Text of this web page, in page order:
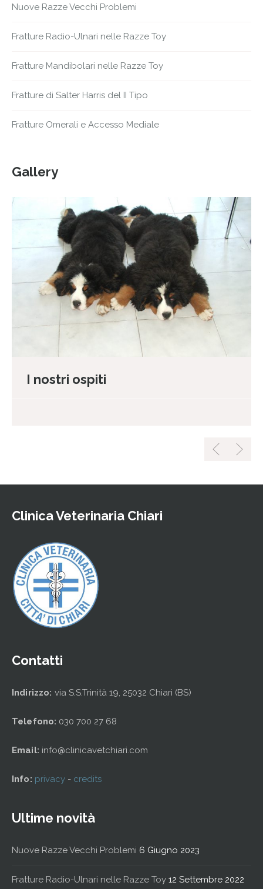
Nuove Razze Vecchi Problemi
Fratture Radio-Ulnari nelle Razze Toy
Fratture Mandibolari nelle Razze Toy
Fratture di Salter Harris del II Tipo
Fratture Omerali e Accesso Mediale
Gallery
I nostri ospiti
Clinica Veterinaria Chiari
Contatti
Indirizzo: via S.S.Trinità 19, 25032 Chiari (BS)
Telefono: 030 700 27 68
Email: info@clinicavetchiari.com
Info: privacy - credits
Ultime novità
Nuove Razze Vecchi Problemi 6 Giugno 2023
Fratture Radio-Ulnari nelle Razze Toy 12 Settembre 2022